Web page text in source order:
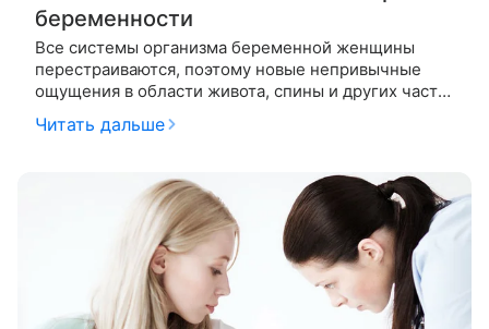
беременности
Все системы организма беременной женщины
перестраиваются, поэтому новые непривычные
ощущения в области живота, спины и других частей
интенсивной, мириться нельзя. Давайте
Читать дальше